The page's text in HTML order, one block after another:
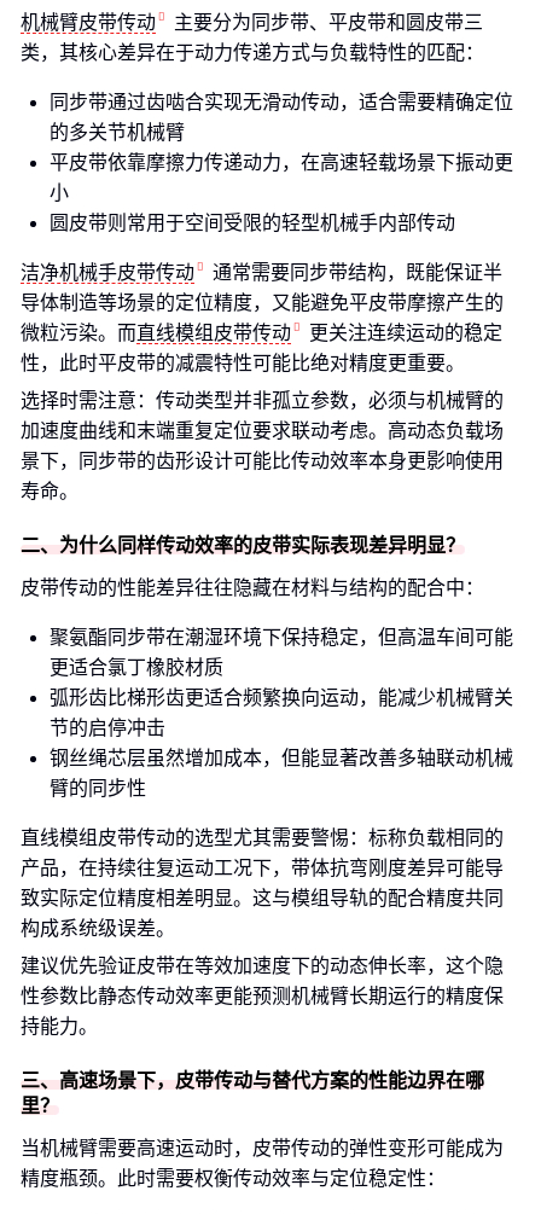
机械臂皮带传动
主要分为同步带、平皮带和圆皮带三
类，其核心差异在于动力传递方式与负载特性的匹配：
同步带通过齿啮合实现无滑动传动，适合需要精确定位
的多关节机械臂
平皮带依靠摩擦力传递动力，在高速轻载场景下振动更
小
圆皮带则常用于空间受限的轻型机械手内部传动
洁净机械手皮带传动
通常需要同步带结构，既能保证半
导体制造等场景的定位精度，又能避免平皮带摩擦产生的
微粒污染。而直线模组皮带传动
更关注连续运动的稳定
性，此时平皮带的减震特性可能比绝对精度更重要。
选择时需注意：传动类型并非孤立参数，必须与机械臂的
加速度曲线和末端重复定位要求联动考虑。高动态负载场
景下，同步带的齿形设计可能比传动效率本身更影响使用
寿命。
二、为什么同样传动效率的皮带实际表现差异明显？
皮带传动的性能差异往往隐藏在材料与结构的配合中：
聚氨酯同步带在潮湿环境下保持稳定，但高温车间可能
更适合氯丁橡胶材质
弧形齿比梯形齿更适合频繁换向运动，能减少机械臂关
节的启停冲击
钢丝绳芯层虽然增加成本，但能显著改善多轴联动机械
臂的同步性
直线模组皮带传动的选型尤其需要警惕：标称负载相同的
产品，在持续往复运动工况下，带体抗弯刚度差异可能导
致实际定位精度相差明显。这与模组导轨的配合精度共同
构成系统级误差。
建议优先验证皮带在等效加速度下的动态伸长率，这个隐
性参数比静态传动效率更能预测机械臂长期运行的精度保
持能力。
三、高速场景下，皮带传动与替代方案的性能边界在哪
里？
当机械臂需要高速运动时，皮带传动的弹性变形可能成为
精度瓶颈。此时需要权衡传动效率与定位稳定性：